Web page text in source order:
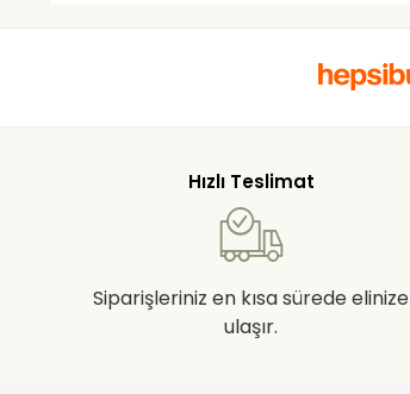
Hızlı Teslimat
Siparişleriniz en kısa sürede elinize
ulaşır.